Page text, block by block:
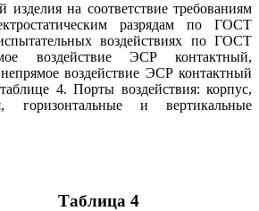
изделия на соответствие требованиям
разрядам по ГОСТ
воздействиях по ГОСТ
воздействие ЭСР контактный,
воздействие ЭСР контактный
4. Порты воздействия: корпус,
горизонтальные и вертикальные
Таблица 4